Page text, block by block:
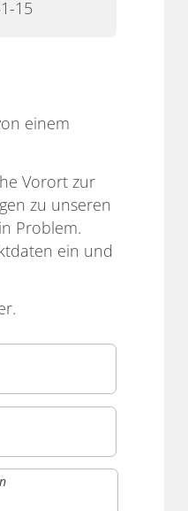
15
einem
Vorort zur
zu unseren
Problem.
ein und